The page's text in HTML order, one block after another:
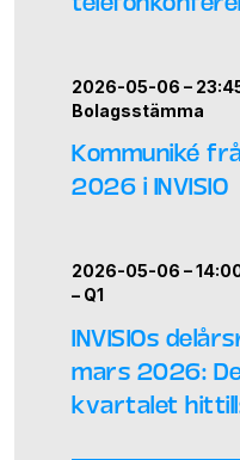
2026-05-06 –
Bolagsstämma
Kommuniké
2026 i INVISIO
2026-05-06 –
– Q1
INVISIOs
mars 2026:
kvartalet